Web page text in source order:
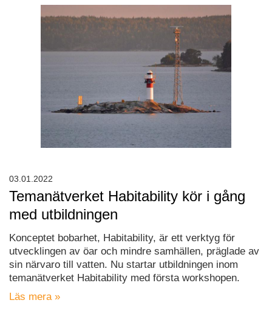
Temanätverket Habitability kör i gång
med utbildningen
Konceptet bobarhet, Habitability, är ett verktyg för
utvecklingen av öar och mindre samhällen, präglade av
sin närvaro till vatten. Nu startar utbildningen inom
temanätverket Habitability med första workshopen.
Läs mera »
03.01.2022